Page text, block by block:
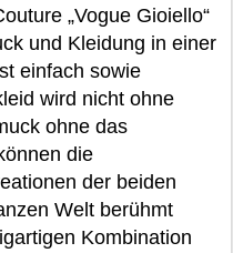
„Vogue Gioiello“
und Kleidung in einer
einfach sowie
wird nicht ohne
ohne das
die
der beiden
Welt berühmt
Kombination